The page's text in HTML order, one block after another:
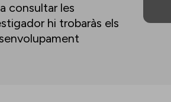
consultar les
hi trobaràs els